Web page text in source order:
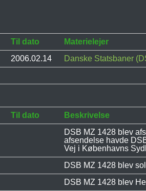
Til dato Materielejer
2006.02.14 Danske Statsbaner
Til dato Beskrivelse
DSB MZ 1428 blev
afsendelse havde
Vej i Københavns
DSB MZ 1428 blev
DSB MZ 1428 blev